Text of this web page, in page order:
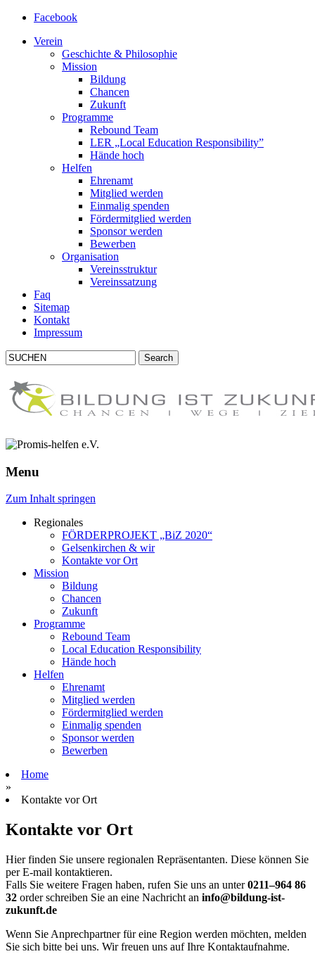
Facebook
Verein
Geschichte & Philosophie
Mission
Bildung
Chancen
Zukunft
Programme
Rebound Team
LER „Local Education Responsibility”
Hände hoch
Helfen
Ehrenamt
Mitglied werden
Einmalig spenden
Fördermitglied werden
Sponsor werden
Bewerben
Organisation
Vereinsstruktur
Vereinssatzung
Faq
Sitemap
Kontakt
Impressum
Menu
Zum Inhalt springen
Regionales
FÖRDERPROJEKT „BiZ 2020“
Gelsenkirchen & wir
Kontakte vor Ort
Mission
Bildung
Chancen
Zukunft
Programme
Rebound Team
Local Education Responsibility
Hände hoch
Helfen
Ehrenamt
Mitglied werden
Fördermitglied werden
Einmalig spenden
Sponsor werden
Bewerben
Home
»
Kontakte vor Ort
Kontakte vor Ort
Hier fin­den Sie unsere regio­na­len Reprä­sen­tan­ten. Diese kön­nen Sie
per E-mail kon­tak­tie­ren.
Falls Sie wei­tere Fra­gen haben, rufen Sie uns an unter0211–964 86
32 order schrei­ben Sie an eine Nach­richt an info@bildung-ist-
zukunft.de
Wenn Sie Anprech­part­ner für eine Region wer­den möch­ten, mel­den
Sie sich bitte bei uns. Wir freuen uns auf Ihre Kontaktaufnahme.